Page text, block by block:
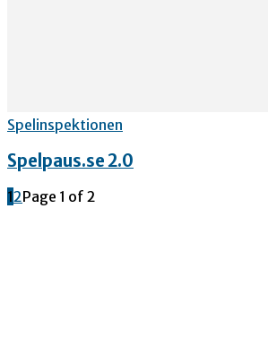
Spelinspektionen
Spelpaus.se 2.0
12Page 1 of 2